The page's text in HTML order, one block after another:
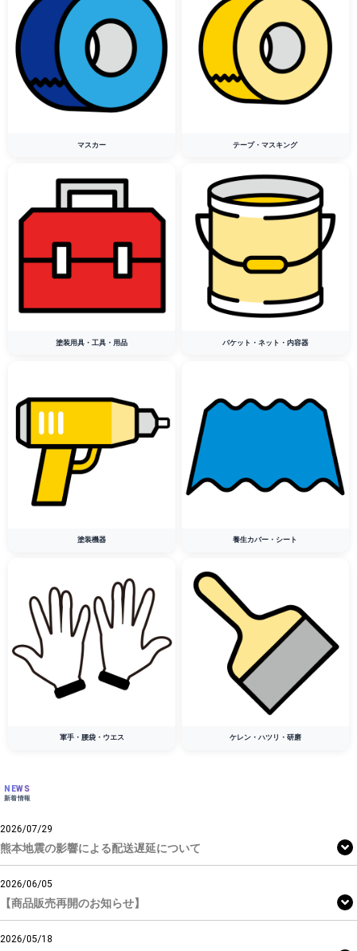
マスカー テープ・マスキング
塗装用具・工具・用品 バケット・ネット・内容器
塗装機器 養生カバー・シート
軍手・腰袋・ウエス ケレン・ハツリ・研磨
NEWS
新着情報
2026/07/29
熊本地震の影響による配送遅延について
2026/06/05
【商品販売再開のお知らせ】
2026/05/18